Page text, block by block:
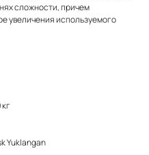
сложности, причем
увеличения используемого
Yuklangan